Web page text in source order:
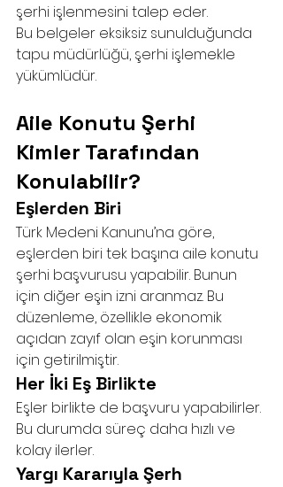
şerhi işlenmesini talep eder.
Bu belgeler eksiksiz sunulduğunda
tapu müdürlüğü, şerhi işlemekle
yükümlüdür.
Aile Konutu Şerhi
Kimler Tarafından
Konulabilir?
Eşlerden Biri
Türk Medeni Kanunu’na göre,
eşlerden biri tek başına aile konutu
şerhi başvurusu yapabilir. Bunun
için diğer eşin izni aranmaz. Bu
düzenleme, özellikle ekonomik
açıdan zayıf olan eşin korunması
için getirilmiştir.
Her İki Eş Birlikte
Eşler birlikte de başvuru yapabilirler.
Bu durumda süreç daha hızlı ve
kolay ilerler.
Yargı Kararıyla Şerh